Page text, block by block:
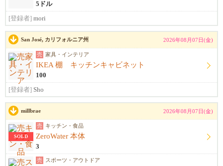
5ドル
[登録者] mori
San José, カリフォルニア州 2026年08月07日(金)
売 家具・インテリア
IKEA 棚 キッチンキャビネット
100
[登録者] Sho
millbrae 2026年08月07日(金)
SOLD
売 キッチン・食品
ZeroWater 本体
3
売 スポーツ・アウトドア